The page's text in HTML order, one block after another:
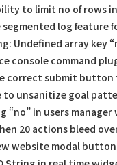
to limit no of rows in
segmented log feature
Undefined array key
console command
correct submit
to unsanitize goal
“no” in users
20 actions bleed
website modal